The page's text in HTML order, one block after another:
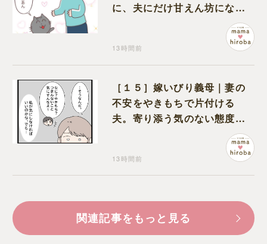
に、夫にだけ甘えん坊になる
13時間前
［１５］嫁いびり義母｜妻の
不安をやきもちで片付ける
夫。寄り添う気のない態度に
13時間前
関連記事をもっと見る